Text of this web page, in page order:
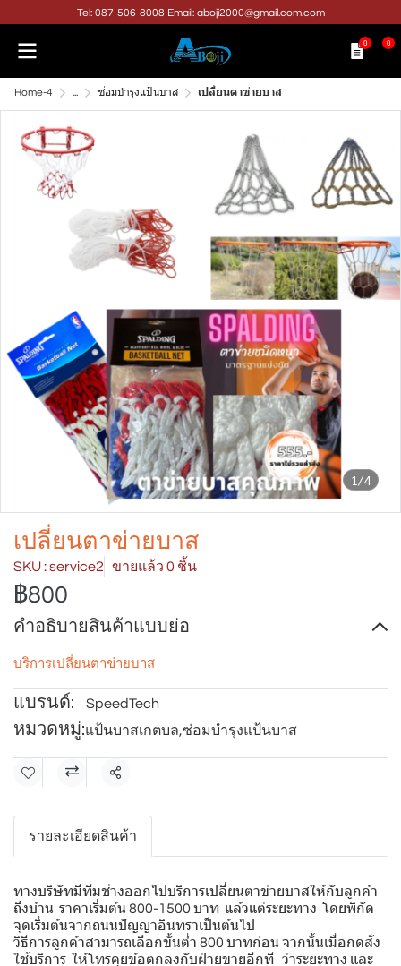
Tel: 087-506-8008 Email: aboji2000@gmail.com.com
0 0
Home-4 ... ซ่อมบำรุงแป้นบาส เปลี่ยนตาข่ายบาส
1/4
เปลี่ยนตาข่ายบาส
SKU : service2 ขายแล้ว 0 ชิ้น
฿800
คำอธิบายสินค้าแบบย่อ
บริการเปลี่ยนตาข่ายบาส
แบรนด์: SpeedTech
หมวดหมู่:แป้นบาสเกตบล,ซ่อมบำรุงแป้นบาส
แชร์
รายละเอียดสินค้า
ทางบริษัทมีทีมช่างออกไปบริการเปลี่ยนตาข่ายบาสให้กับลูกค้า
ถึงบ้าน ราคาเริ่มต้น 800-1500 บาท แล้วแต่ระยะทาง โดยพิกัด
จุดเริ่มต้นจากถนนปัญญาอินทราเป็นต้นไป
วิธีการลูกค้าสามารถเลือกขั้นต่ำ 800 บาทก่อน จากนั้นเมื่อกดสั่ง
ใช้บริการ ให้โทรคุยข้อตกลงกับฝ่ายขายอีกที ว่าระยะทาง และ